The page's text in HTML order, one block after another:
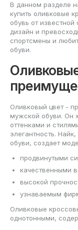
В данном разделе
купить оливковые
обувь от
дизайн и
спортсмены и
обуви.
Оливковый цвет -
мужской обуви. Он
оттенками и
элегантность.
обуви, создает
продвинутыми
качественными
высокой
узнаваемым
Оливковые
однотонными,